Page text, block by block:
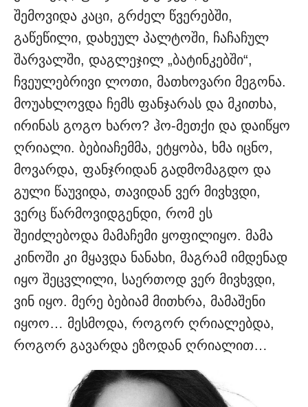
შემოვიდა კაცი, გრძელ წვერებში,
გაწეწილი, დახეულ პალტოში, ჩაჩაჩულ
შარვალში, დაგლეჯილ „ბა­ტინკებში“,
ჩვეულებრივი ლოთი, მათხოვარი მეგონა.
მოუახლოვდა ჩემს ფანჯარას და მკითხა,
ირინას გოგო ხარო? ჰო-მეთქი და დაიწ­ყო
ღრიალი. ბებიაჩემმა, ეტყობა, ხმა იცნო,
მოვარდა, ფანჯრიდან გადმომაგდო და
გული წაუვიდა, თავიდან ვერ მივხვდი,
ვერც წარმ­ოვიდგენდი, რომ ეს
შეიძლებოდა მამაჩემი ყოფილიყო. მამა
კინოში კი მყავდა ნანახი, მაგრამ იმდენად
იყო შეცვლილი, საერთოდ ვერ მი­ვხვდი,
ვინ იყო. მერე ბებიამ მი­თხრა, მამაშენი
იყოო… მესმოდა, როგორ ღრიალებდა,
როგორ გა­ვარდა ეზოდან ღრიალით…